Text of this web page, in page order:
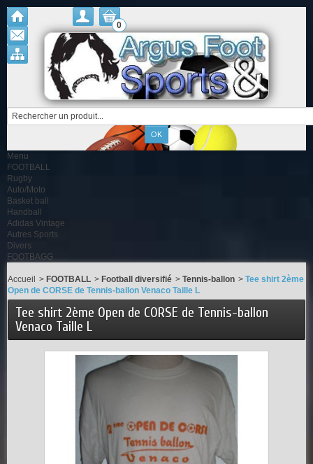
0
Menu
FOOTBALL
Rugby
Auto/Moto
Basket ball
Handball
Adidas Vintage
Autres Sports
Divers
FOOTBAGG
Accueil > FOOTBALL > Football diversifié > Tennis-ballon > Tee shirt 2ème
Open de CORSE de Tennis-ballon Venaco Taille L
Tee shirt 2ème Open de CORSE de Tennis-ballon
Venaco Taille L